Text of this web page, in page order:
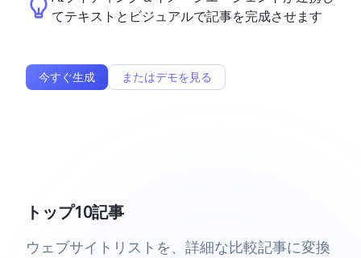
てテキストとビジュアルで記事を完成させます
今すぐ生成 またはデモを見る
トップ10記事
ウェブサイトリストを、詳細な比較記事に変換